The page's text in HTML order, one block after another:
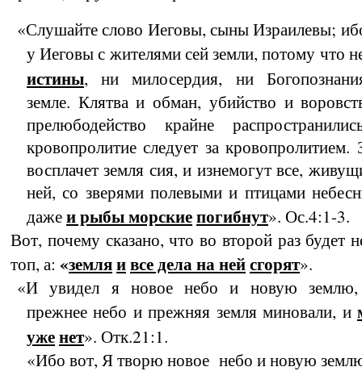
«Слушайте слово Иеговы, сыны Израилевы;
у Иеговы с жителями сей земли, потому что
истины, ни милосердия, ни
земле. Клятва и обман, убийство и
прелюбодейство крайне
кровопролитие следует за кровопро­лити­ем.
восплачет земля сия, и изнемогут все,
ней, со зверями полевыми и птица­ми
дажеи рыбы морскиепогиб­нут». Ос.4:1-3.
Вот, почему сказано, что во второй раз будет
топ, а: «земляивсе дела на нейсгорят».
«И увидел я новое небо и новую
прежнее небо и прежняя земля миновали, и
уженет». Отк.21:1.
«Ибо вот, Я творю новое небо и новую